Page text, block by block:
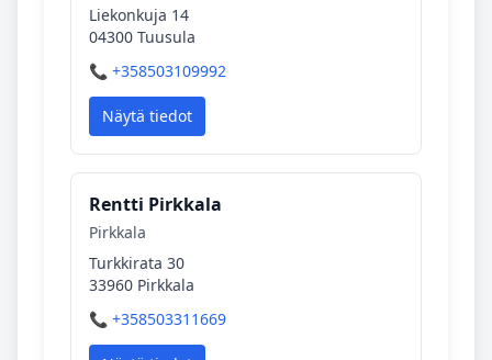
Liekonkuja 14
04300 Tuusula
📞 +358503109992
Näytä tiedot
Rentti Pirkkala
Pirkkala
Turkkirata 30
33960 Pirkkala
📞 +358503311669